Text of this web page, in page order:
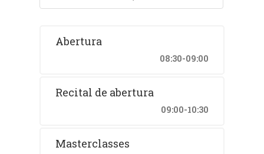
Abertura
08:30-09:00
Recital de abertura
09:00-10:30
Masterclasses